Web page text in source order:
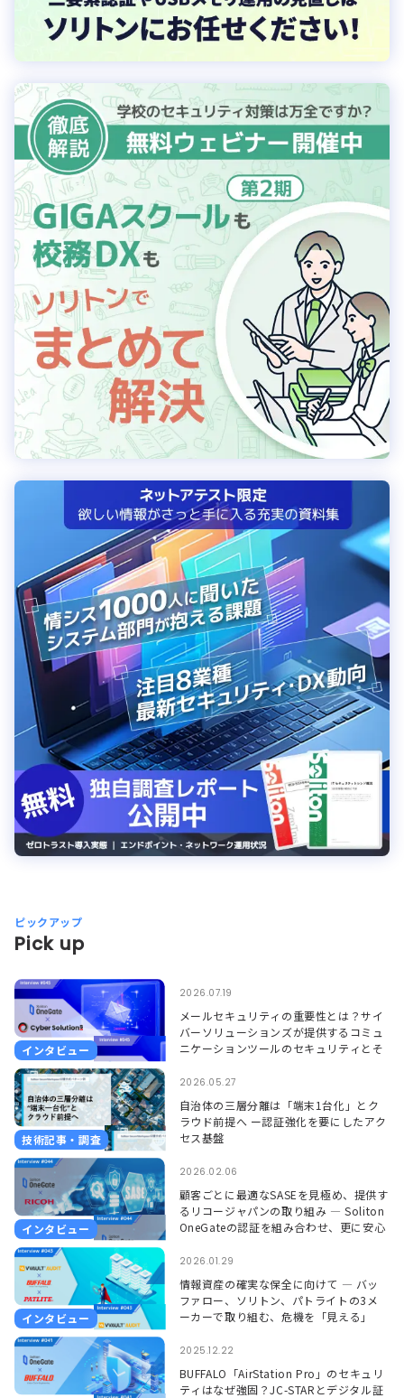
ピックアップ
Pick up
インタビュー
2026.07.19
メールセキュリティの重要性とは？サイ
バーソリューションズが提供するコミュ
ニケーションツールのセキュリティとそ
技術記事・調査
2026.05.27
自治体の三層分離は「端末1台化」とク
ラウド前提へ ー認証強化を要にしたアク
セス基盤
インタビュー
2026.02.06
顧客ごとに最適なSASEを見極め、提供す
るリコージャパンの取り組み ― Soliton
OneGateの認証を組み合わせ、更に安心
インタビュー
2026.01.29
情報資産の確実な保全に向けて ― バッ
ファロー、ソリトン、パトライトの3メ
ーカーで取り組む、危機を「見える」
―
2025.12.22
BUFFALO「AirStation Pro」のセキュリ
ティはなぜ強固？JC-STARとデジタル証